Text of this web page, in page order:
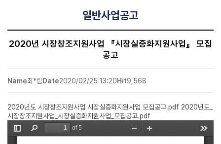
일반사업공고
2020년 시장창조지원사업 『시장실증화지원사업』 모집
공고
Name최*림 Date2020/02/25 13:20Hit9,568
2020년도 시장창조지원사업 시장실증화지원사업 모집공고.pdf 2020년도_
시장창조지원사업_시장실증화지원사업_모집공고.pdf